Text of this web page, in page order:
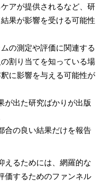
アが提供されるなど、研
果が影響を受ける可能性
ムの測定や評価に関連する
割り当てを知っている場
に影響を与える可能性が
が出た研究ばかりが出版
合の良い結果だけを報告
えるためには、網羅的な
価するためのファンネル